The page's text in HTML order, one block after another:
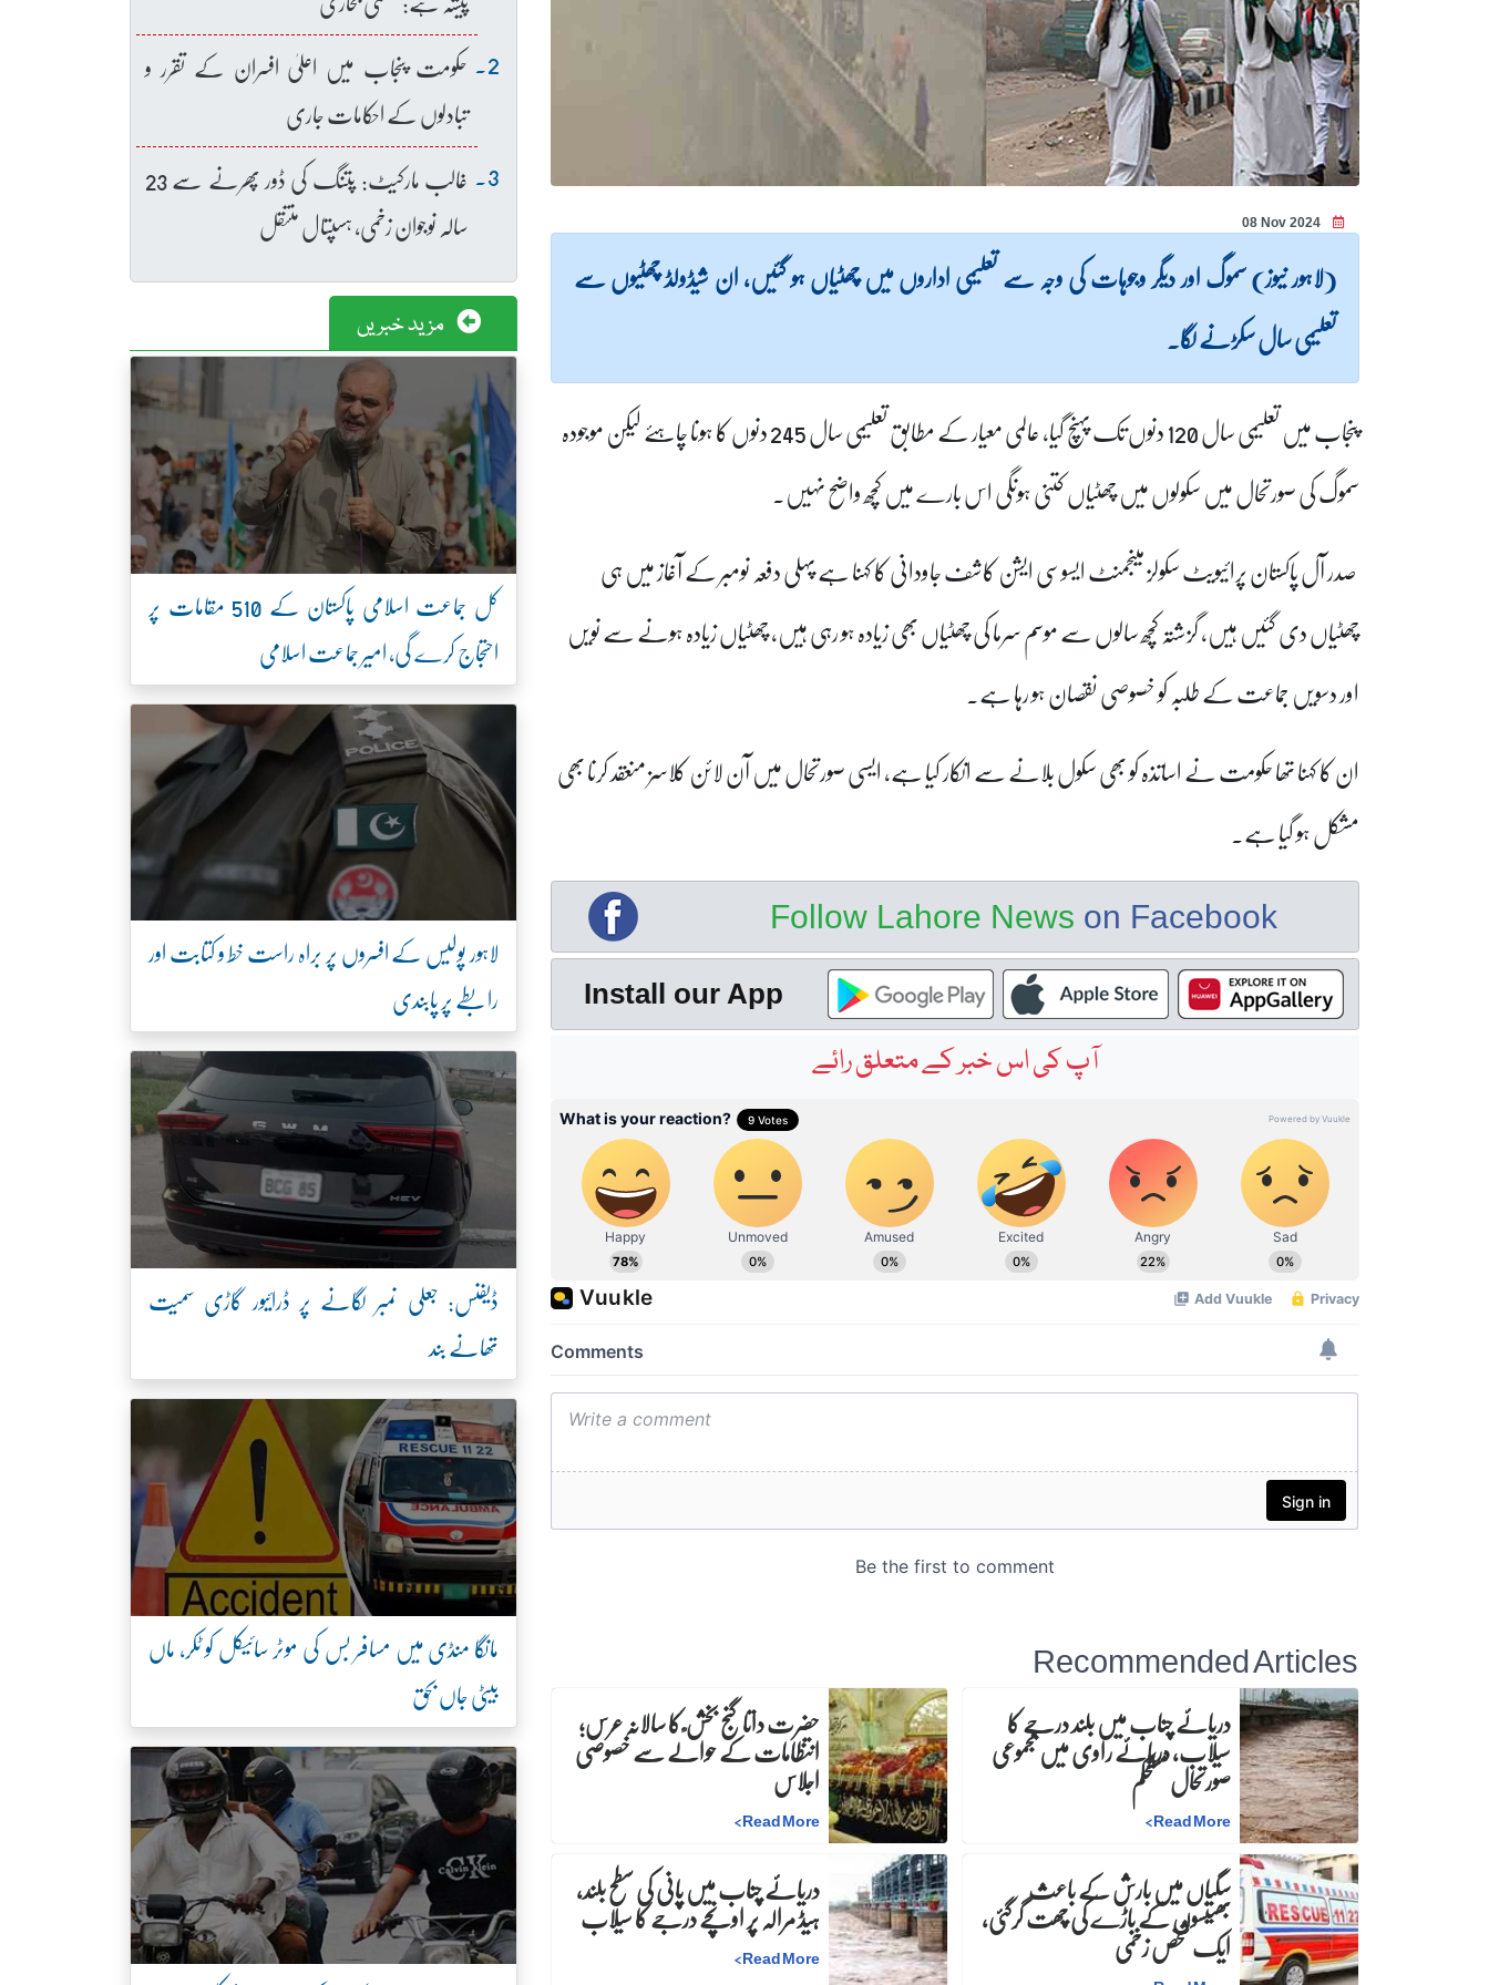
08 Nov 2024
(لاہور نیوز) سموگ اور دیگر وجوہات کی وجہ سے تعلیمی اداروں میں چھٹیاں ہو گئیں، ان شیڈولڈ چھٹیوں سے
تعلیمی سال سکڑنے لگا۔
پنجاب میں تعلیمی سال 120 دنوں تک پہنچ گیا، عالمی معیار کے مطابق تعلیمی سال 245 دنوں کا ہونا چاہئے لیکن موجودہ
سموگ کی صورتحال میں سکولوں میں چھٹیاں کتنی ہونگی اس بارے میں کچھ واضح نہیں۔
صدر آل پاکستان پرائیویٹ سکولز مینجمنٹ ایسوسی ایشن کاشف جاودانی کا کہنا ہے پہلی دفعہ نومبر کے آغاز میں ہی
چھٹیاں دی گئیں ہیں، گزشتہ کچھ سالوں سے موسم سرما کی چھٹیاں بھی زیادہ ہو رہی ہیں، چھٹیاں زیادہ ہونے سے نویں
اور دسویں جماعت کے طلبہ کو خصوصی نقصان ہو رہا ہے۔
ان کا کہنا تھا حکومت نے اساتذہ کو بھی سکول بلانے سے انکار کیا ہے، ایسی صورتحال میں آن لائن کلاسز منعقد کرنا بھی
مشکل ہو گیا ہے۔
Follow Lahore News on Facebook
Install our App
آپ کی اس خبر کے متعلق رائے
Recommended Articles
دریائے چناب میں بلند درجے کا
سیلاب، دریائے راوی میں مجموعی
صورتحال مستحکم
Read More
>
حضرت داتا گنج بخش ؒ کا سالانہ عرس;
انتظامات کے حوالے سے خصوصی
اجلاس
Read More
>
سگیاں میں بارش کے باعث
بھینسوں کے باڑے کی چھت گرگئی،
ایک شخص زخمی
دریائے چناب میں پانی کی سطح بلند،
ہیڈ مرالہ پر اونچے درجے کا سیلاب
Read More
>
حکومت پنجاب میں اعلیٰ افسران کے تقرر و
تبادلوں کے احکامات جاری
غالب مارکیٹ: پتنگ کی ڈور پھرنے سے 23
سالہ نوجوان زخمی، ہسپتال منتقل
مزید خبریں
کل جماعت اسلامی پاکستان کے 510 مقامات پر
احتجاج کرے گی، امیر جماعت اسلامی
لاہور پولیس کے افسروں پر براہ راست خط و کتابت اور
رابطے پر پابندی
ڈیفنس: جعلی نمبر لگانے پر ڈرائیور گاڑی سمیت
تھانے بند
مانگا منڈی میں مسافر بس کی موٹر سائیکل کو ٹکر، ماں
بیٹی جاں بحق